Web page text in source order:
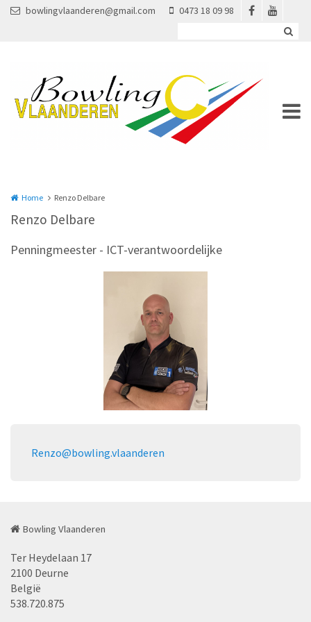
Overslaan en naar de inhoud gaan
bowlingvlaanderen@gmail.com 0473 18 09 98
Home Renzo Delbare
Renzo Delbare
Penningmeester - ICT-verantwoordelijke
Renzo@bowling.vlaanderen
Bowling Vlaanderen
Ter Heydelaan 17
2100 Deurne
België
538.720.875